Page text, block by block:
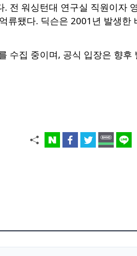
전 워싱턴대 연구실 직원이자
류됐다. 딕슨은 2001년 발생
수집 중이며, 공식 입장은 향후